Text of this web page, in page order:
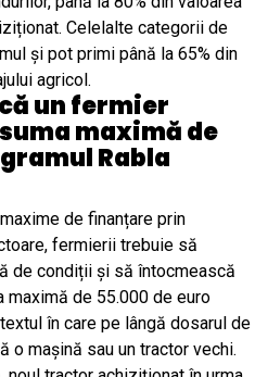
Celelalte categorii de
și pot primi până la 65% din
agricol.
un fermier
maximă de
Rabla
de finanțare prin
fermierii trebuie să
de condiții și să întocmească
maximă de 55.000 de euro
în care pe lângă dosarul de
o mașină sau un tractor vechi.